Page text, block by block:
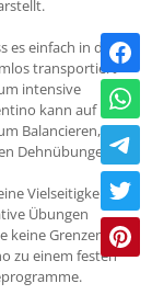
es einfach in der
transportiert
intensive
kann auf
Balancieren,
Dehnübungen.
Vielseitigkeit.
Übungen
keine Grenzen
zu einem festen